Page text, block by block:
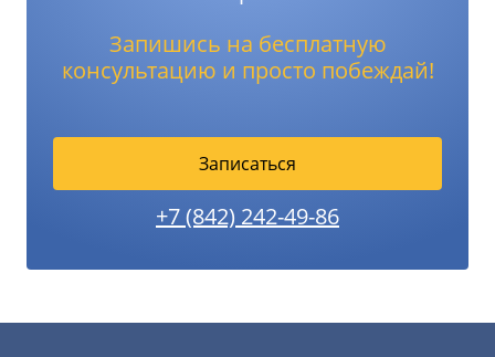
Запишись на бесплатную
консультацию и просто побеждай!
Записаться
+7 (842) 242-49-86